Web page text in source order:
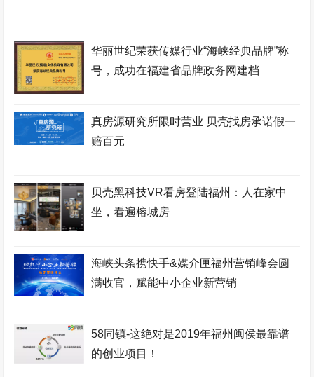
华丽世纪荣获传媒行业“海峡经典品牌”称
号，成功在福建省品牌政务网建档
真房源研究所限时营业 贝壳找房承诺假一
赔百元
贝壳黑科技VR看房登陆福州：人在家中
坐，看遍榕城房
海峡头条携快手&媒介匣福州营销峰会圆
满收官，赋能中小企业新营销
58同镇-这绝对是2019年福州闽侯最靠谱
的创业项目！